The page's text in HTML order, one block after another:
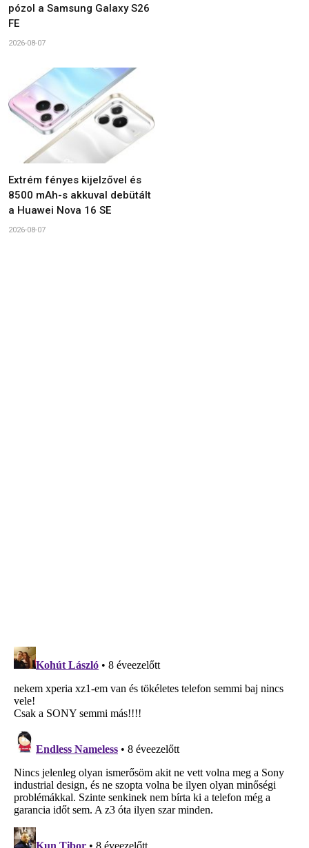
pózol a Samsung Galaxy S26
FE
2026-08-07
Extrém fényes kijelzővel és
8500 mAh-s akkuval debütált
a Huawei Nova 16 SE
2026-08-07